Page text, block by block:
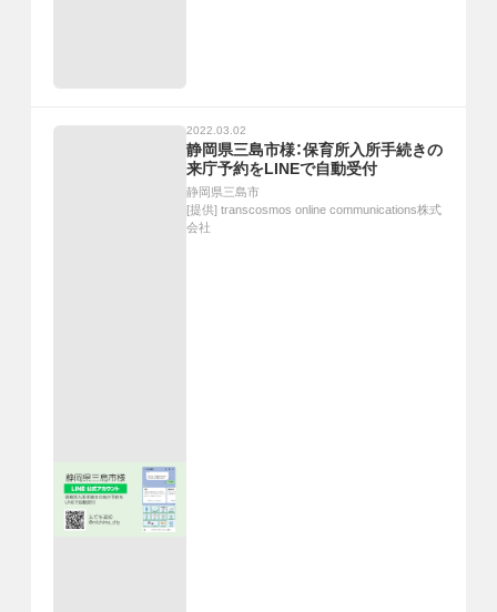
2022.03.02
静岡県三島市様：保育所入所手続きの
来庁予約をLINEで自動受付
静岡県三島市
[提供] transcosmos online communications株式
会社